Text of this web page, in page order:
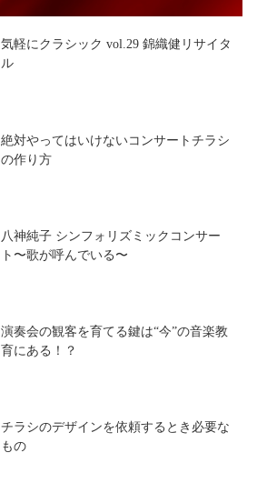
気軽にクラシック vol.29 錦織健リサイタ
ル
絶対やってはいけないコンサートチラシ
の作り方
八神純子 シンフォリズミックコンサー
ト〜歌が呼んでいる〜
演奏会の観客を育てる鍵は“今”の音楽教
育にある！？
チラシのデザインを依頼するとき必要な
もの